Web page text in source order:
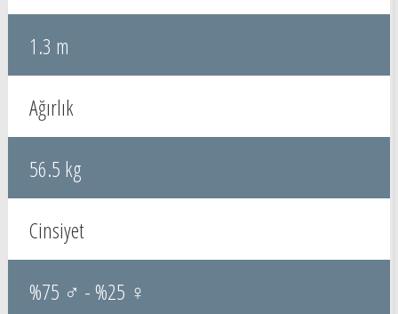
1.3 m
Ağırlık
56.5 kg
Cinsiyet
%75 ♂ - %25 ♀